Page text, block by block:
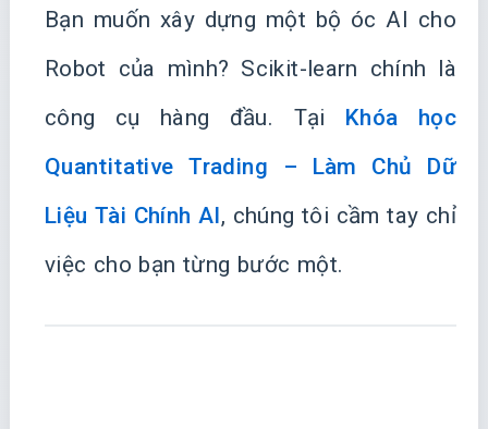
Bạn muốn xây dựng một bộ óc AI cho
Robot của mình? Scikit-learn chính là
công cụ hàng đầu. Tại
Khóa học
Quantitative Trading – Làm Chủ Dữ
Liệu Tài Chính AI , chúng tôi cầm tay chỉ
việc cho bạn từng bước một.